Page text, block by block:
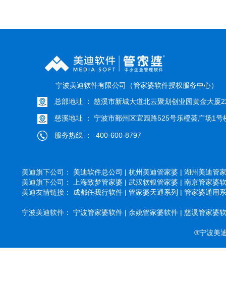
宁波美迪软件有限公司（管家婆软件授权服务中心）
总部地址 ： 慈溪市新城大道北云聚划创业园黄金大厦
慈溪地址 ： 宁波市鄞州区宜园路525号乐橙荟广场1号
服务热线 ： 400-600-8797
美迪旗下公司： 美迪软件总公司 | 杭州美迪管家婆 | 湖州美迪管
美迪旗下公司：
上海致梦管家婆 | 武汉软银管家婆 | 南京管家婆
美迪友情链接： 成都任我行软件 | 管家婆天通系列 | 管家婆通用
宁波美迪软件： 宁波管家婆软件 | 余姚管家婆软件 | 慈溪管家婆
®宁波美